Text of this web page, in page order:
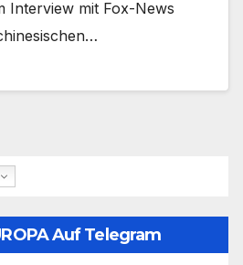
Interview mit Fox-News
Auf Telegram